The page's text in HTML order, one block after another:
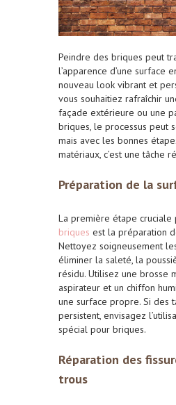
Peindre des briques peut
l’apparence d’une surface
nouveau look vibrant et
vous souhaitiez rafraîchir
façade extérieure ou une
briques, le processus peut
mais avec les bonnes
matériaux, c’est une tâche
Préparation de la
La première étape cruciale
briques est la préparation
Nettoyez soigneusement
éliminer la saleté, la
résidu. Utilisez une brosse
aspirateur et un chiffon
une surface propre. Si des
persistent, envisagez
spécial pour briques.
Réparation des
trous